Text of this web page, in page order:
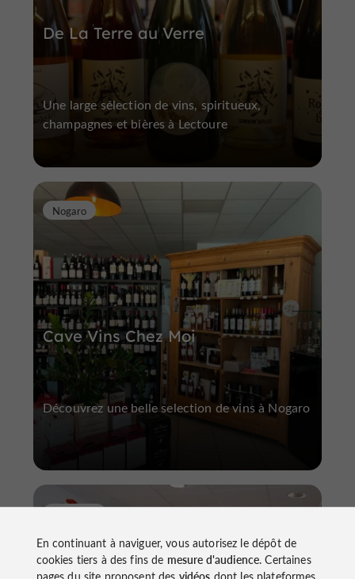
De La Terre au Verre
Une large sélection de vins, spiritueux,
champagnes et bières à Lectoure
Cave Vins Chez Moi
Nogaro
Découvrez une belle selection de vins à Nogaro
En continuant à naviguer, vous autorisez le dépôt de
cookies tiers à des fins de mesure d'audience. Certaines
pages du site proposent des vidéos dont les plateformes